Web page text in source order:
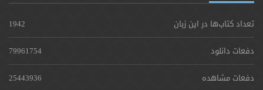
تعداد کتاب‌ها در این زبان
1942
دفعات دانلود
79961754
دفعات مشاهده
25443936